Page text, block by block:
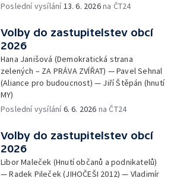
Poslední vysílání13. 6. 2026na ČT24
Volby do zastupitelstev obcí
2026
Hana Janišová (Demokratická strana
zelených – ZA PRÁVA ZVÍŘAT) — Pavel Sehnal
(Aliance pro budoucnost) — Jiří Štěpán (hnutí
MY)
Poslední vysílání6. 6. 2026 na ČT24
Volby do zastupitelstev obcí
2026
Libor Maleček (Hnutí občanů a podnikatelů)
— Radek Pileček (JIHOČEŠI 2012) — Vladimír